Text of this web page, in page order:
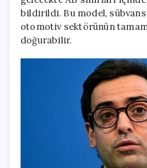
bildirildi. Bu model,
otomotiv sektörünün
doğurabilir.